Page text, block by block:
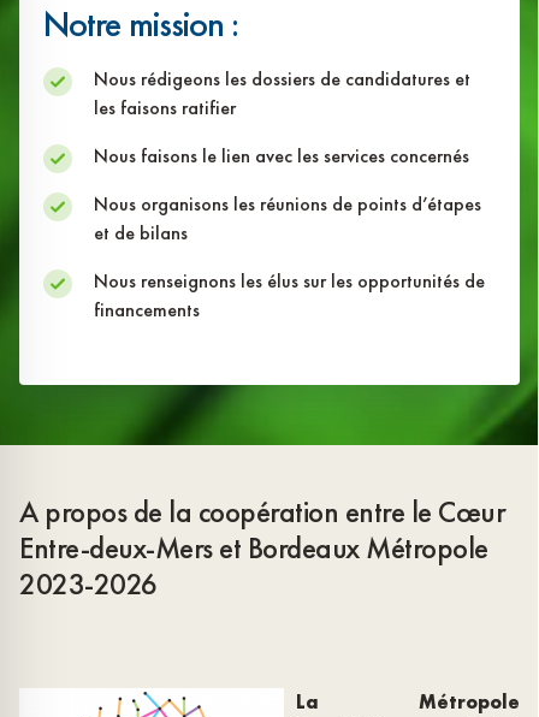
Notre mission :
Nous rédigeons les dossiers de candidatures et
les faisons ratifier
Nous faisons le lien avec les services concernés
Nous organisons les réunions de points d’étapes
et de bilans
Nous renseignons les élus sur les opportunités de
financements
A propos de la coopération entre le Cœur
Entre-deux-Mers et Bordeaux Métropole
2023-2026
La Métropole